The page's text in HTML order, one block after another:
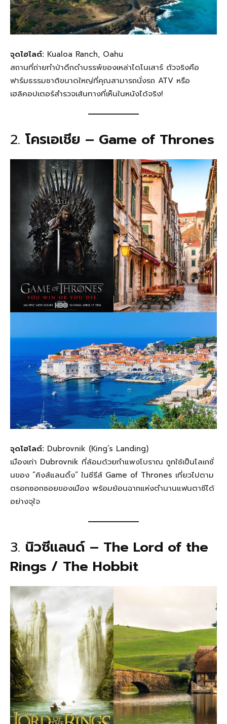
จุดไฮไลต์: Kualoa Ranch, Oahu
สถานที่ถ่ายทำป่าดึกดำบรรพ์ของเหล่าไดโนเสาร์ ตัวจริงคือ
ฟาร์มธรรมชาติขนาดใหญ่ที่คุณสามารถนั่งรถ ATV หรือ
เฮลิคอปเตอร์สำรวจเส้นทางที่เห็นในหนังได้จริง!
2. โครเอเชีย – Game of Thrones
จุดไฮไลต์: Dubrovnik (King’s Landing)
เมืองเก่า Dubrovnik ที่ล้อมด้วยกำแพงโบราณ ถูกใช้เป็นโลเกชั่
นของ “คิงส์แลนดิ้ง” ในซีรีส์ Game of Thrones เที่ยวไปตาม
ตรอกซอกซอยของเมือง พร้อมย้อนฉากแห่งตำนานแฟนตาซีได้
อย่างจุใจ
3. นิวซีแลนด์ – The Lord of the
Rings / The Hobbit